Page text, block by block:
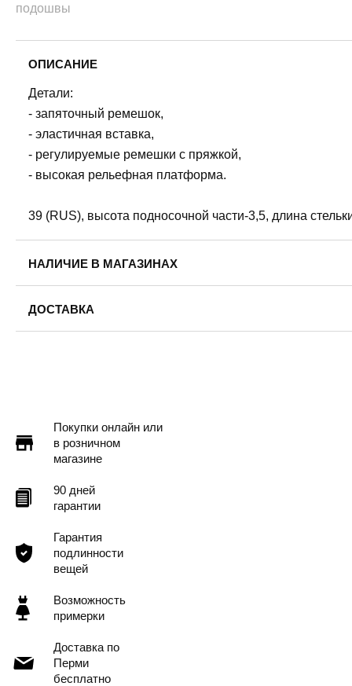
подошвы
ОПИСАНИЕ
Детали:
- запяточный ремешок,
- эластичная вставка,
- регулируемые ремешки с пряжкой,
- высокая рельефная платформа.
39 (RUS), высота подносочной части-3,5, длина
НАЛИЧИЕ В МАГАЗИНАХ
ДОСТАВКА
Пермь — бесплатно
Покупки онлайн или
в розничном
магазине
90 дней
гарантии
Гарантия
подлинности
вещей
Возможность
примерки
Доставка по
Перми
бесплатно